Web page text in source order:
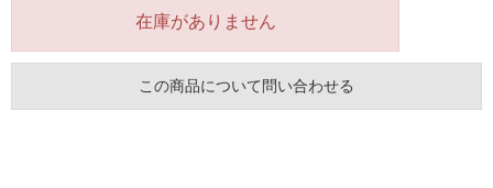
在庫がありません
この商品について問い合わせる